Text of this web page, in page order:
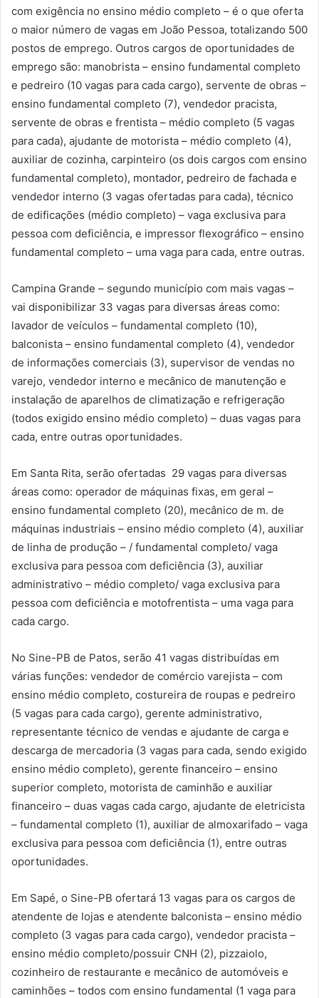
com exigência no ensino médio completo – é o que oferta
o maior número de vagas em João Pessoa, totalizando 500
postos de emprego. Outros cargos de oportunidades de
emprego são: manobrista – ensino fundamental completo
e pedreiro (10 vagas para cada cargo), servente de obras –
ensino fundamental completo (7), vendedor pracista,
servente de obras e frentista – médio completo (5 vagas
para cada), ajudante de motorista – médio completo (4),
auxiliar de cozinha, carpinteiro (os dois cargos com ensino
fundamental completo), montador, pedreiro de fachada e
vendedor interno (3 vagas ofertadas para cada), técnico
de edificações (médio completo) – vaga exclusiva para
pessoa com deficiência, e impressor flexográfico – ensino
fundamental completo – uma vaga para cada, entre outras.
Campina Grande – segundo município com mais vagas –
vai disponibilizar 33 vagas para diversas áreas como:
lavador de veículos – fundamental completo (10),
balconista – ensino fundamental completo (4), vendedor
de informações comerciais (3), supervisor de vendas no
varejo, vendedor interno e mecânico de manutenção e
instalação de aparelhos de climatização e refrigeração
(todos exigido ensino médio completo) – duas vagas para
cada, entre outras oportunidades.
Em Santa Rita, serão ofertadas 29 vagas para diversas
áreas como: operador de máquinas fixas, em geral –
ensino fundamental completo (20), mecânico de m. de
máquinas industriais – ensino médio completo (4), auxiliar
de linha de produção – / fundamental completo/ vaga
exclusiva para pessoa com deficiência (3), auxiliar
administrativo – médio completo/ vaga exclusiva para
pessoa com deficiência e motofrentista – uma vaga para
cada cargo.
No Sine-PB de Patos, serão 41 vagas distribuídas em
várias funções: vendedor de comércio varejista – com
ensino médio completo, costureira de roupas e pedreiro
(5 vagas para cada cargo), gerente administrativo,
representante técnico de vendas e ajudante de carga e
descarga de mercadoria (3 vagas para cada, sendo exigido
ensino médio completo), gerente financeiro – ensino
superior completo, motorista de caminhão e auxiliar
financeiro – duas vagas cada cargo, ajudante de eletricista
– fundamental completo (1), auxiliar de almoxarifado – vaga
exclusiva para pessoa com deficiência (1), entre outras
oportunidades.
Em Sapé, o Sine-PB ofertará 13 vagas para os cargos de
atendente de lojas e atendente balconista – ensino médio
completo (3 vagas para cada cargo), vendedor pracista –
ensino médio completo/possuir CNH (2), pizzaiolo,
cozinheiro de restaurante e mecânico de automóveis e
caminhões – todos com ensino fundamental (1 vaga para